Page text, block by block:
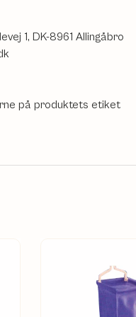
1, DK-8961 Allingåbro
på produktets etiket